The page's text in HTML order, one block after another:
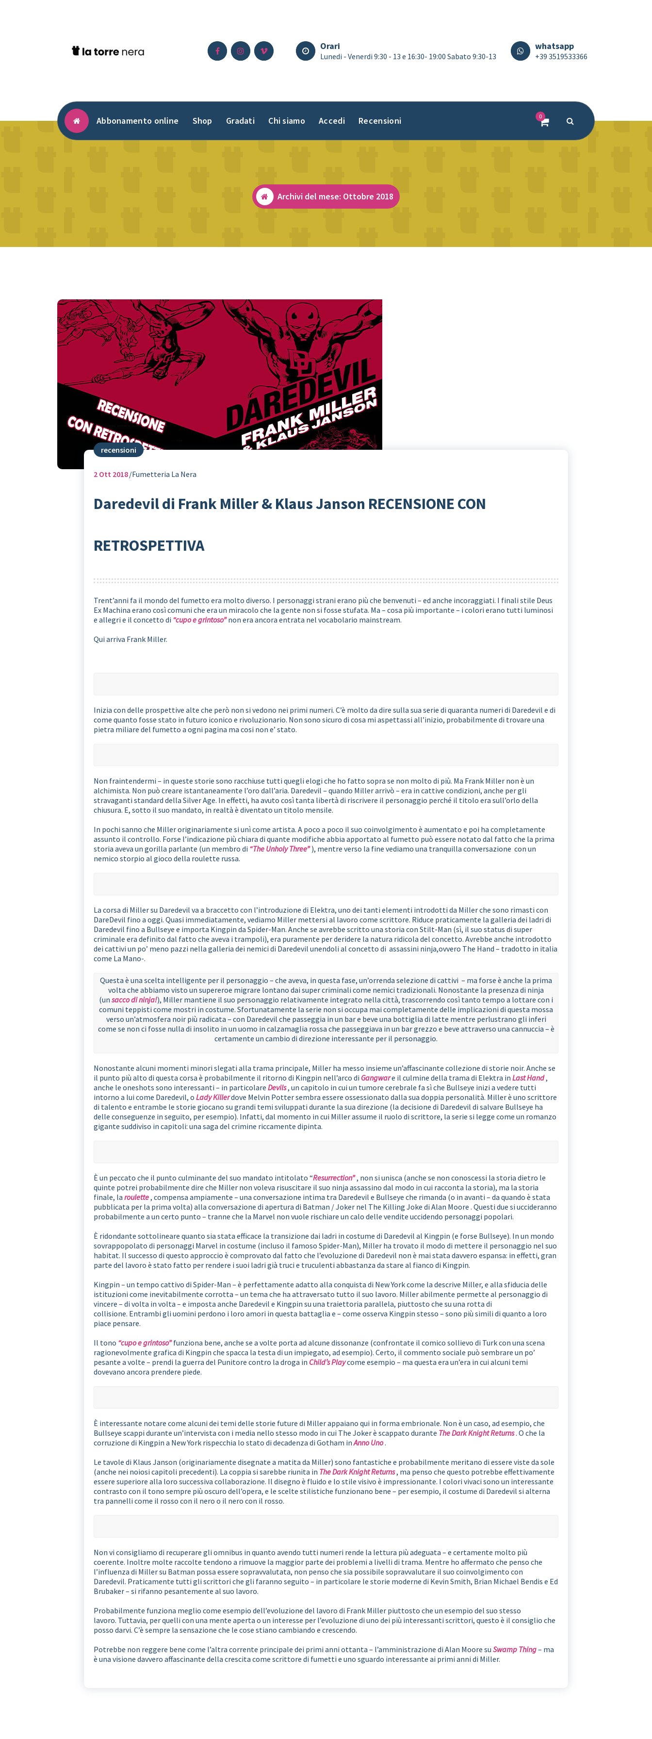
Orari
Lunedi - Venerdi 9:30 - 13 e 16:30- 19:00 Sabato 9:30-13
whatsapp
+39 3519533366
Abbonamento online Shop Gradati Chi siamo Accedi Recensioni 0
Archivi del mese: Ottobre 2018
recensioni
2 Ott 2018 Fumetteria La Nera
Daredevil di Frank Miller & Klaus Janson RECENSIONE CON
RETROSPETTIVA
Trent’anni fa il mondo del fumetto era molto diverso. I personaggi strani erano più che benvenuti – ed anche incoraggiati. I finali stile Deus
Ex Machina erano così comuni che era un miracolo che la gente non si fosse stufata. Ma – cosa più importante – i colori erano tutti luminosi
e allegri e il concetto di “cupo e grintoso”non era ancora entrata nel vocabolario mainstream.
Qui arriva Frank Miller.
Inizia con delle prospettive alte che però non si vedono nei primi numeri. C’è molto da dire sulla sua serie di quaranta numeri di Daredevil e di
come quanto fosse stato in futuro iconico e rivoluzionario. Non sono sicuro di cosa mi aspettassi all’inizio, probabilmente di trovare una
pietra miliare del fumetto a ogni pagina ma cosi non e’ stato.
Non fraintendermi – in queste storie sono racchiuse tutti quegli elogi che ho fatto sopra se non molto di più. Ma Frank Miller non è un
alchimista. Non può creare istantaneamente l’oro dall’aria. Daredevil – quando Miller arrivò – era in cattive condizioni, anche per gli
stravaganti standard della Silver Age. In effetti, ha avuto così tanta libertà di riscrivere il personaggio perché il titolo era sull’orlo della
chiusura. E, sotto il suo mandato, in realtà è diventato un titolo mensile.
In pochi sanno che Miller originariamente si unì come artista. A poco a poco il suo coinvolgimento è aumentato e poi ha completamente
assunto il controllo. Forse l’indicazione più chiara di quante modifiche abbia apportato al fumetto può essere notato dal fatto che la prima
storia aveva un gorilla parlante (un membro di “The Unholy Three”), mentre verso la fine vediamo una tranquilla conversazione con un
nemico storpio al gioco della roulette russa.
La corsa di Miller su Daredevil va a braccetto con l’introduzione di Elektra, uno dei tanti elementi introdotti da Miller che sono rimasti con
DareDevil fino a oggi. Quasi immediatamente, vediamo Miller mettersi al lavoro come scrittore. Riduce praticamente la galleria dei ladri di
Daredevil fino a Bullseye e importa Kingpin da Spider-Man. Anche se avrebbe scritto una storia con Stilt-Man (sì, il suo status di super
criminale era definito dal fatto che aveva i trampoli), era puramente per deridere la natura ridicola del concetto. Avrebbe anche introdotto
dei cattivi un po’ meno pazzi nella galleria dei nemici di Daredevil unendoli al concetto di assassini ninja,ovvero The Hand – tradotto in italia
come La Mano-.
Questa è una scelta intelligente per il personaggio – che aveva, in questa fase, un’orrenda selezione di cattivi – ma forse è anche la prima
volta che abbiamo visto un supereroe migrare lontano dai super criminali come nemici tradizionali. Nonostante la presenza di ninja
(un sacco di ninja!), Miller mantiene il suo personaggio relativamente integrato nella città, trascorrendo così tanto tempo a lottare con i
comuni teppisti come mostri in costume. Sfortunatamente la serie non si occupa mai completamente delle implicazioni di questa mossa
verso un’atmosfera noir più radicata – con Daredevil che passeggia in un bar e beve una bottiglia di latte mentre perlustrano gli inferi
come se non ci fosse nulla di insolito in un uomo in calzamaglia rossa che passeggiava in un bar grezzo e beve attraverso una cannuccia – è
certamente un cambio di direzione interessante per il personaggio.
Nonostante alcuni momenti minori slegati alla trama principale, Miller ha messo insieme un’affascinante collezione di storie noir. Anche se
il punto più alto di questa corsa è probabilmente il ritorno di Kingpin nell’arco di Gangware il culmine della trama di Elektra inLast Hand,
anche le oneshots sono interessanti – in particolareDevils, un capitolo in cui un tumore cerebrale fa sì che Bullseye inizi a vedere tutti
intorno a lui come Daredevil, oLady Killerdove Melvin Potter sembra essere ossessionato dalla sua doppia personalità. Miller è uno scrittore
di talento e entrambe le storie giocano su grandi temi sviluppati durante la sua direzione (la decisione di Daredevil di salvare Bullseye ha
delle conseguenze in seguito, per esempio). Infatti, dal momento in cui Miller assume il ruolo di scrittore, la serie si legge come un romanzo
gigante suddiviso in capitoli: una saga del crimine riccamente dipinta.
È un peccato che il punto culminante del suo mandato intitolato “Resurrection”, non si unisca (anche se non conoscessi la storia dietro le
quinte potrei probabilmente dire che Miller non voleva risuscitare il suo ninja assassino dal modo in cui racconta la storia), ma la storia
finale, laroulette, compensa ampiamente – una conversazione intima tra Daredevil e Bullseye che rimanda (o in avanti – da quando è stata
pubblicata per la prima volta) alla conversazione di apertura di Batman / Joker nel The Killing Joke di Alan Moore . Questi due si uccideranno
probabilmente a un certo punto – tranne che la Marvel non vuole rischiare un calo delle vendite uccidendo personaggi popolari.
È ridondante sottolineare quanto sia stata efficace la transizione dai ladri in costume di Daredevil al Kingpin (e forse Bullseye). In un mondo
sovrappopolato di personaggi Marvel in costume (incluso il famoso Spider-Man), Miller ha trovato il modo di mettere il personaggio nel suo
habitat. Il successo di questo approccio è comprovato dal fatto che l’evoluzione di Daredevil non è mai stata davvero espansa: in effetti, gran
parte del lavoro è stato fatto per rendere i suoi ladri già truci e truculenti abbastanza da stare al fianco di Kingpin.
Kingpin – un tempo cattivo di Spider-Man – è perfettamente adatto alla conquista di New York come la descrive Miller, e alla sfiducia delle
istituzioni come inevitabilmente corrotta – un tema che ha attraversato tutto il suo lavoro. Miller abilmente permette al personaggio di
vincere – di volta in volta – e imposta anche Daredevil e Kingpin su una traiettoria parallela, piuttosto che su una rotta di
collisione. Entrambi gli uomini perdono i loro amori in questa battaglia e – come osserva Kingpin stesso – sono più simili di quanto a loro
piace pensare.
Il tono “cupo e grintoso”funziona bene, anche se a volte porta ad alcune dissonanze (confrontate il comico sollievo di Turk con una scena
ragionevolmente grafica di Kingpin che spacca la testa di un impiegato, ad esempio). Certo, il commento sociale può sembrare un po’
pesante a volte – prendi la guerra del Punitore contro la droga in Child’s Playcome esempio – ma questa era un’era in cui alcuni temi
dovevano ancora prendere piede.
È interessante notare come alcuni dei temi delle storie future di Miller appaiano qui in forma embrionale. Non è un caso, ad esempio, che
Bullseye scappi durante un’intervista con i media nello stesso modo in cui The Joker è scappato durante The Dark Knight Returns. O che la
corruzione di Kingpin a New York rispecchia lo stato di decadenza di Gotham inAnno Uno.
Le tavole di Klaus Janson (originariamente disegnate a matita da Miller) sono fantastiche e probabilmente meritano di essere viste da sole
(anche nei noiosi capitoli precedenti). La coppia si sarebbe riunita in The Dark Knight Returns, ma penso che questo potrebbe effettivamente
essere superiore alla loro successiva collaborazione. Il disegno è fluido e lo stile visivo è impressionante. I colori vivaci sono un interessante
contrasto con il tono sempre più oscuro dell’opera, e le scelte stilistiche funzionano bene – per esempio, il costume di Daredevil si alterna
tra pannelli come il rosso con il nero o il nero con il rosso.
Non vi consigliamo di recuperare gli omnibus in quanto avendo tutti numeri rende la lettura più adeguata – e certamente molto più
coerente. Inoltre molte raccolte tendono a rimuove la maggior parte dei problemi a livelli di trama. Mentre ho affermato che penso che
l’influenza di Miller su Batman possa essere sopravvalutata, non penso che sia possibile sopravvalutare il suo coinvolgimento con
Daredevil. Praticamente tutti gli scrittori che gli faranno seguito – in particolare le storie moderne di Kevin Smith, Brian Michael Bendis e Ed
Brubaker – si rifanno pesantemente al suo lavoro.
Probabilmente funziona meglio come esempio dell’evoluzione del lavoro di Frank Miller piuttosto che un esempio del suo stesso
lavoro. Tuttavia, per quelli con una mente aperta o un interesse per l’evoluzione di uno dei più interessanti scrittori, questo è il consiglio che
posso darvi. C’è sempre la sensazione che le cose stiano cambiando e crescendo.
Potrebbe non reggere bene come l’altra corrente principale dei primi anni ottanta – l’amministrazione di Alan Moore suSwamp Thing– ma
è una visione davvero affascinante della crescita come scrittore di fumetti e uno sguardo interessante ai primi anni di Miller.